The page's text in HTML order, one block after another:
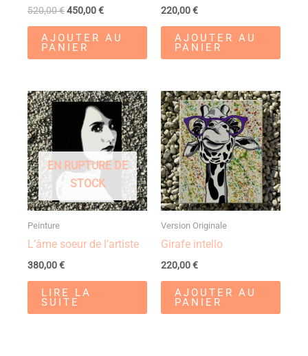
520,00€450,00€
AJOUTER AU
PANIER
220,00€
AJOUTER AU
PANIER
EN RUPTURE DE
STOCK
Peinture
L’âme soeur de l’artiste
380,00€
LIRE LA
SUITE
Version Originale
Girafe intello
220,00€
AJOUTER AU
PANIER